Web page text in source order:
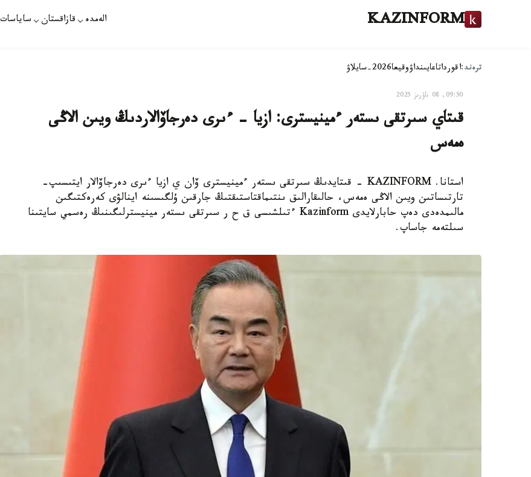
KAZINFORM الەمدە قازاقستان ساياسات
ترەند:اقورداتاعايىنداۋوقيعا2026-سايلاۋ
09:50, 08 ناۋرىز 2025
قىتاي سىرتقى ىستەر ءمينيسترى: ازيا - ءىرى دەرجاۆالاردىڭ ويىن الاڭى
ەمەس
استانا. KAZINFORM - قىتايدىڭ سىرتقى ىستەر ءمينيسترى ۆان ي ازيا ءىرى دەرجاۆالار ايتىسىپ-
تارتىساتىن ويىن الاڭى ەمەس، حالىقارالىق ىنتىماقتاستىقتىڭ جارقىن ۇلگىسىنە اينالۋى كەرەكتىگىن
مالىمدەدى دەپ حابارلايدى Kazinform ءتىلشىسى ق ح ر سىرتقى ىستەر مينيسترلىگىنىڭ رەسمي سايتىنا
سىلتەمە جاساپ.